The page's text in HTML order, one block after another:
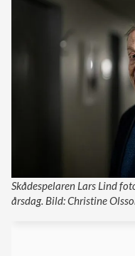
Skådespelaren Lars Lind
årsdag. Bild: Christine